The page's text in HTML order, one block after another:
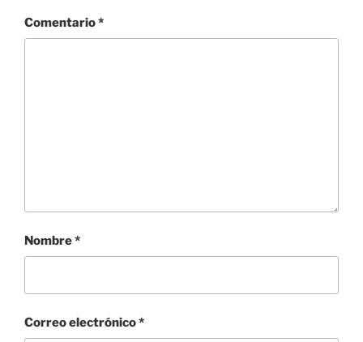
Comentario*
Nombre*
Correo electrónico*